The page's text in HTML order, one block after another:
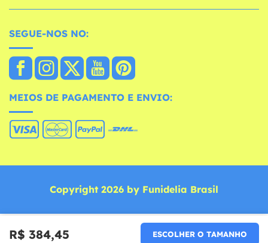
R$ 384,45 ESCOLHER O TAMANHO
SEGUE-NOS NO:
MEIOS DE PAGAMENTO E ENVIO:
Copyright 2026 by Funidelia Brasil